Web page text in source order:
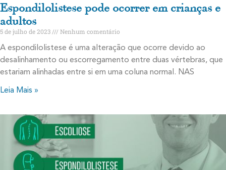
Espondilolistese pode ocorrer em crianças e
adultos
5 de julho de 2023 Nenhum comentário
A espondilolistese é uma alteração que ocorre devido ao
desalinhamento ou escorregamento entre duas vértebras, que
estariam alinhadas entre si em uma coluna normal. NAS
Leia Mais »